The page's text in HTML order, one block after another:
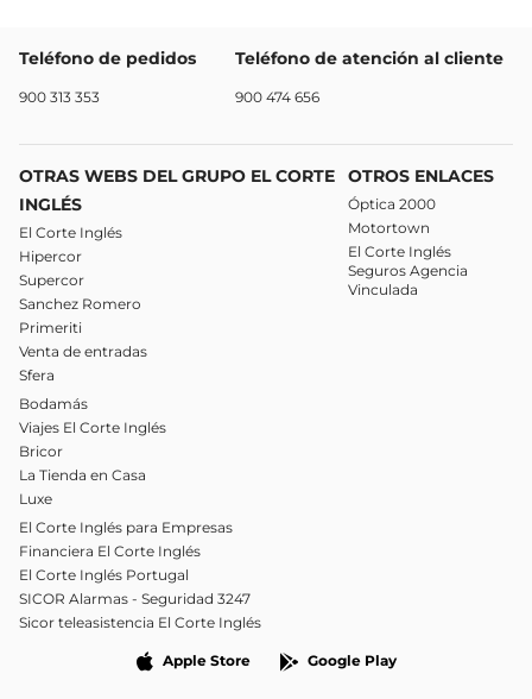
Teléfono de pedidos
900 313 353
Teléfono de atención al cliente
900 474 656
OTRAS WEBS DEL GRUPO EL CORTE
INGLÉS
El Corte Inglés
Hipercor
Supercor
Sanchez Romero
Primeriti
Venta de entradas
Sfera
Bodamás
Viajes El Corte Inglés
Bricor
La Tienda en Casa
Luxe
El Corte Inglés para Empresas
Financiera El Corte Inglés
El Corte Inglés Portugal
SICOR Alarmas - Seguridad 3247
Sicor teleasistencia El Corte Inglés
OTROS ENLACES
Óptica 2000
Motortown
El Corte Inglés
Seguros Agencia
Vinculada
Apple Store Google Play